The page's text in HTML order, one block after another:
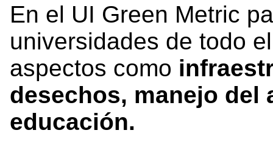
En el UI Green Metric
universidades de todo
aspectos como
desechos, manejo del
educación.